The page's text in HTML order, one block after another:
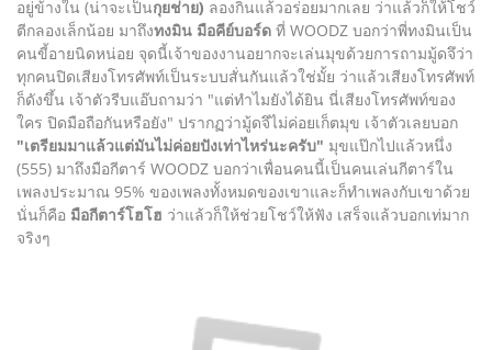
อยู่ข้างใน (น่าจะเป็นกุยช่าย) ลองกินแล้วอร่อยมากเลย ว่าแล้วก็ให้โชว์
ตีกลองเล็กน้อย มาถึงทงมิน มือคีย์บอร์ด ที่ WOODZ บอกว่าพี่ทงมินเป็น
คนขี้อายนิดหน่อย จุดนี้เจ้าของงานอยากจะเล่นมุขด้วยการถามมู้ดจึว่า
ทุกคนปิดเสียงโทรศัพท์เป็นระบบสั่นกันแล้วใช่มั้ย ว่าแล้วเสียงโทรศัพท์
ก็ดังขึ้น เจ้าตัวรีบแอ๊บถามว่า "แต่ทำไมยังได้ยิน นี่เสียงโทรศัพท์ของ
ใคร ปิดมือถือกันหรือยัง" ปรากฏว่ามู้ดจึไม่ค่อยเก็ตมุข เจ้าตัวเลยบอก
"เตรียมมาแล้วแต่มันไม่ค่อยปังเท่าไหร่นะครับ" มุขแป๊กไปแล้วหนึ่ง
(555) มาถึงมือกีตาร์ WOODZ บอกว่าเพื่อนคนนี้เป็นคนเล่นกีตาร์ใน
เพลงประมาณ 95% ของเพลงทั้งหมดของเขาและก็ทำเพลงกับเขาด้วย
นั่นก็คือ มือกีตาร์โฮโฮ ว่าแล้วก็ให้ช่วยโชว์ให้ฟัง เสร็จแล้วบอกเท่มาก
จริงๆ